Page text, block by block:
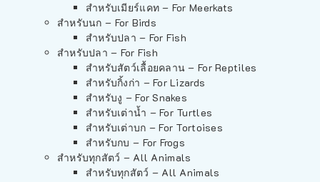
สำหรับเมียร์แคท – For Meerkats
สำหรับนก – For Birds
สำหรับปลา – For Fish
สำหรับปลา – For Fish
สำหรับสัตว์เลื้อยคลาน – For Reptiles
สำหรับกิ้งก่า – For Lizards
สำหรับงู – For Snakes
สำหรับเต่าน้ำ – For Turtles
สำหรับเต่าบก – For Tortoises
สำหรับกบ – For Frogs
สำหรับทุกสัตว์ – All Animals
สำหรับทุกสัตว์ – All Animals